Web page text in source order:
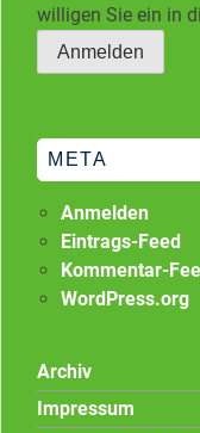
willigen Sie ein in
META
Anmelden
Eintrags-Feed
Kommentar-
WordPress.org
Archiv
Impressum